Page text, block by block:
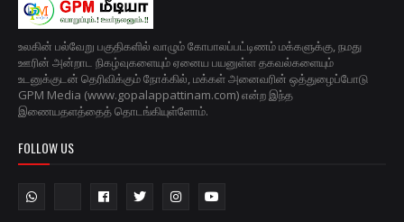
உலகின் பல்வேறு பகுதிகளில் வாழும் கோபாலப்பட்டிணம் மக்களுக்கு, நமது
ஊரின் அன்றாட நிகழ்வுகளையும் ஏனைய பயனுள்ள தகவல்களையும்
உடனுக்குடன் தெரிவிக்கும் நோக்கில், மக்கள் அனைவரின் ஒத்துழைப்போடு
GPM Media (www.gopalappattinam.com) என்ற இந்த
இணையதளத்தைத் தொடங்கியுள்ளோம்.
FOLLOW US